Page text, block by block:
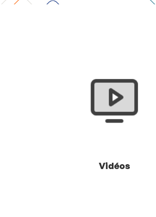
Vidéos